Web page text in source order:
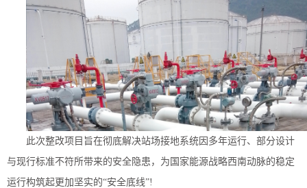
此次整改项目旨在彻底解决站场接地系统因多年运行、部分设计
与现行标准不符所带来的安全隐患，为国家能源战略西南动脉的稳定
运行构筑起更加坚实的“安全底线”!